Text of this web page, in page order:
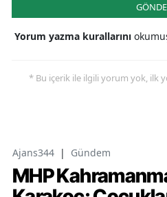
Yorum yazma kurallarını
* Bu içerik ile ilgili yorum yok, ilk
Ajans344 | Gündem
MHP